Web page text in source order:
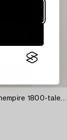
Spegel senempire 1800-talets andra hälft.